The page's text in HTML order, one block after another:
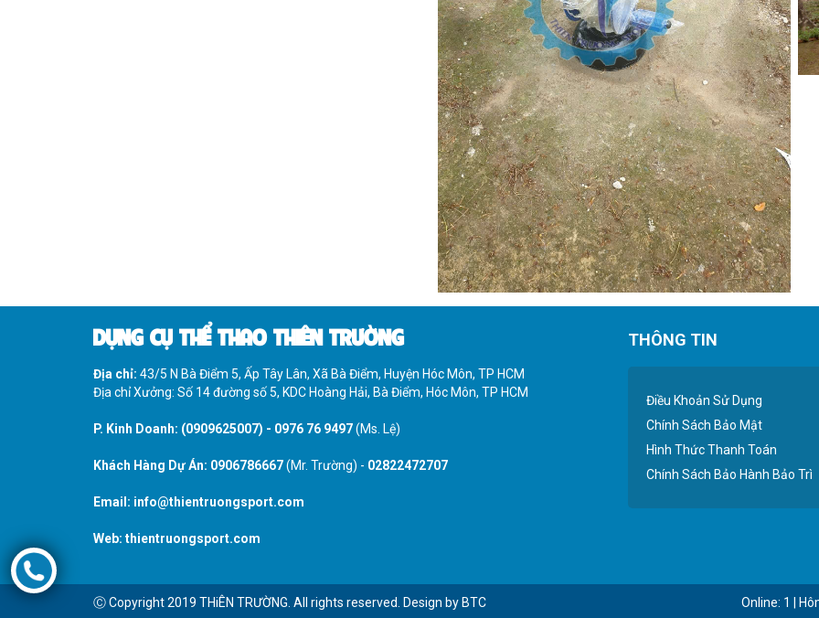
DỤNG CỤ THỂ THAO THIÊN TRƯỜNG
Địa chỉ: 43/5 N Bà Điểm 5, Ấp Tây Lân, Xã Bà Điểm, Huyện Hóc Môn, TP HCM
Địa chỉ Xưởng: Số 14 đường số 5, KDC Hoàng Hải, Bà Điểm, Hóc Môn, TP HCM
P. Kinh Doanh: (0909625007) - 0976 76 9497(Ms. Lệ)
Khách Hàng Dự Án: 0906786667(Mr. Trường) - 02822472707
Email: info@thientruongsport.com
Web: thientruongsport.com
THÔNG TIN
Điều Khoản Sử Dụng
Chính Sách Bảo Mật
Hình Thức Thanh Toán
Chính Sách Bảo Hành Bảo Trì
Ⓒ Copyright 2019 THiÊN TRƯỜNG. All rights reserved. Design by BTC Online: 1 |